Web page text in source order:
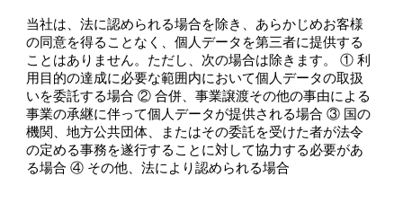
当社は、法に認められる場合を除き、あらかじめお客様
の同意を得ることなく、個人データを第三者に提供する
ことはありません。ただし、次の場合は除きます。 ① 利
用目的の達成に必要な範囲内において個人データの取扱
いを委託する場合 ② 合併、事業譲渡その他の事由による
事業の承継に伴って個人データが提供される場合 ③ 国の
機関、地方公共団体、またはその委託を受けた者が法令
の定める事務を遂行することに対して協力する必要があ
る場合 ④ その他、法により認められる場合